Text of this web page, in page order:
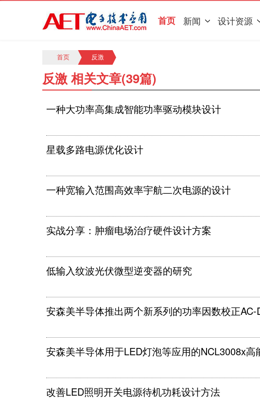
首页 新闻 设计资源
首页 反激
反激 相关文章(39篇)
一种大功率高集成智能功率驱动模块设计
星载多路电源优化设计
一种宽输入范围高效率宇航二次电源的设计
实战分享：肿瘤电场治疗硬件设计方案
低输入纹波光伏微型逆变器的研究
安森美半导体推出两个新系列的功率因数校正
安森美半导体用于LED灯泡等应用的NCL3008x
改善LED照明开关电源待机功耗设计方法